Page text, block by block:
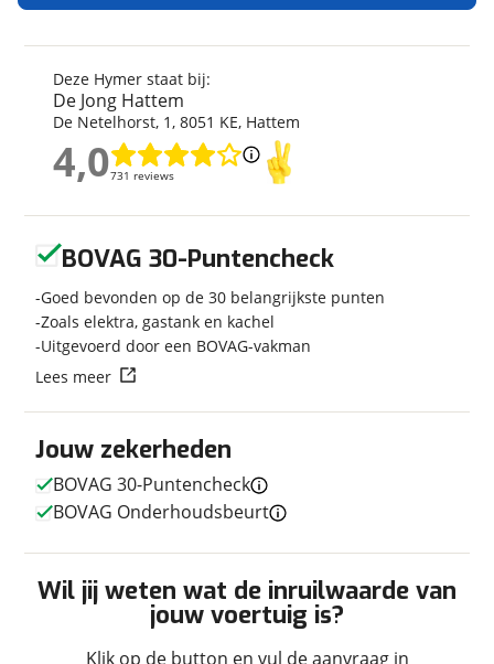
Merk
Hymer
Automerk camper
Model
Uitvoering
600
Bouwjaar
2024
2024
Carrosserievorm
Half-integraal
Soort voertuig
Camper
Techniek
Vermogen
Afmetingen en gewicht
Breedte
2,32 m
7,19 m
Massa ledig voertuig
3.182 kg
Deze Hymer staat bij:
De Jong Hattem
De Netelhorst, 1, 8051 KE, Hattem
4,0731 reviews
4,0
Jouw zekerheden
BOVAG 30-Puntencheck
BOVAG Onderhoudsbeurt
Wil jij weten wat de inruilwaarde van
jouw voertuig is?
Klik op de button en vul de aanvraag in
BOVAG 30-Puntencheck
Goed bevonden op de 30 belangrijkste punten
Zoals elektra, gastank en kachel
Uitgevoerd door een BOVAG-vakman
Lees meer